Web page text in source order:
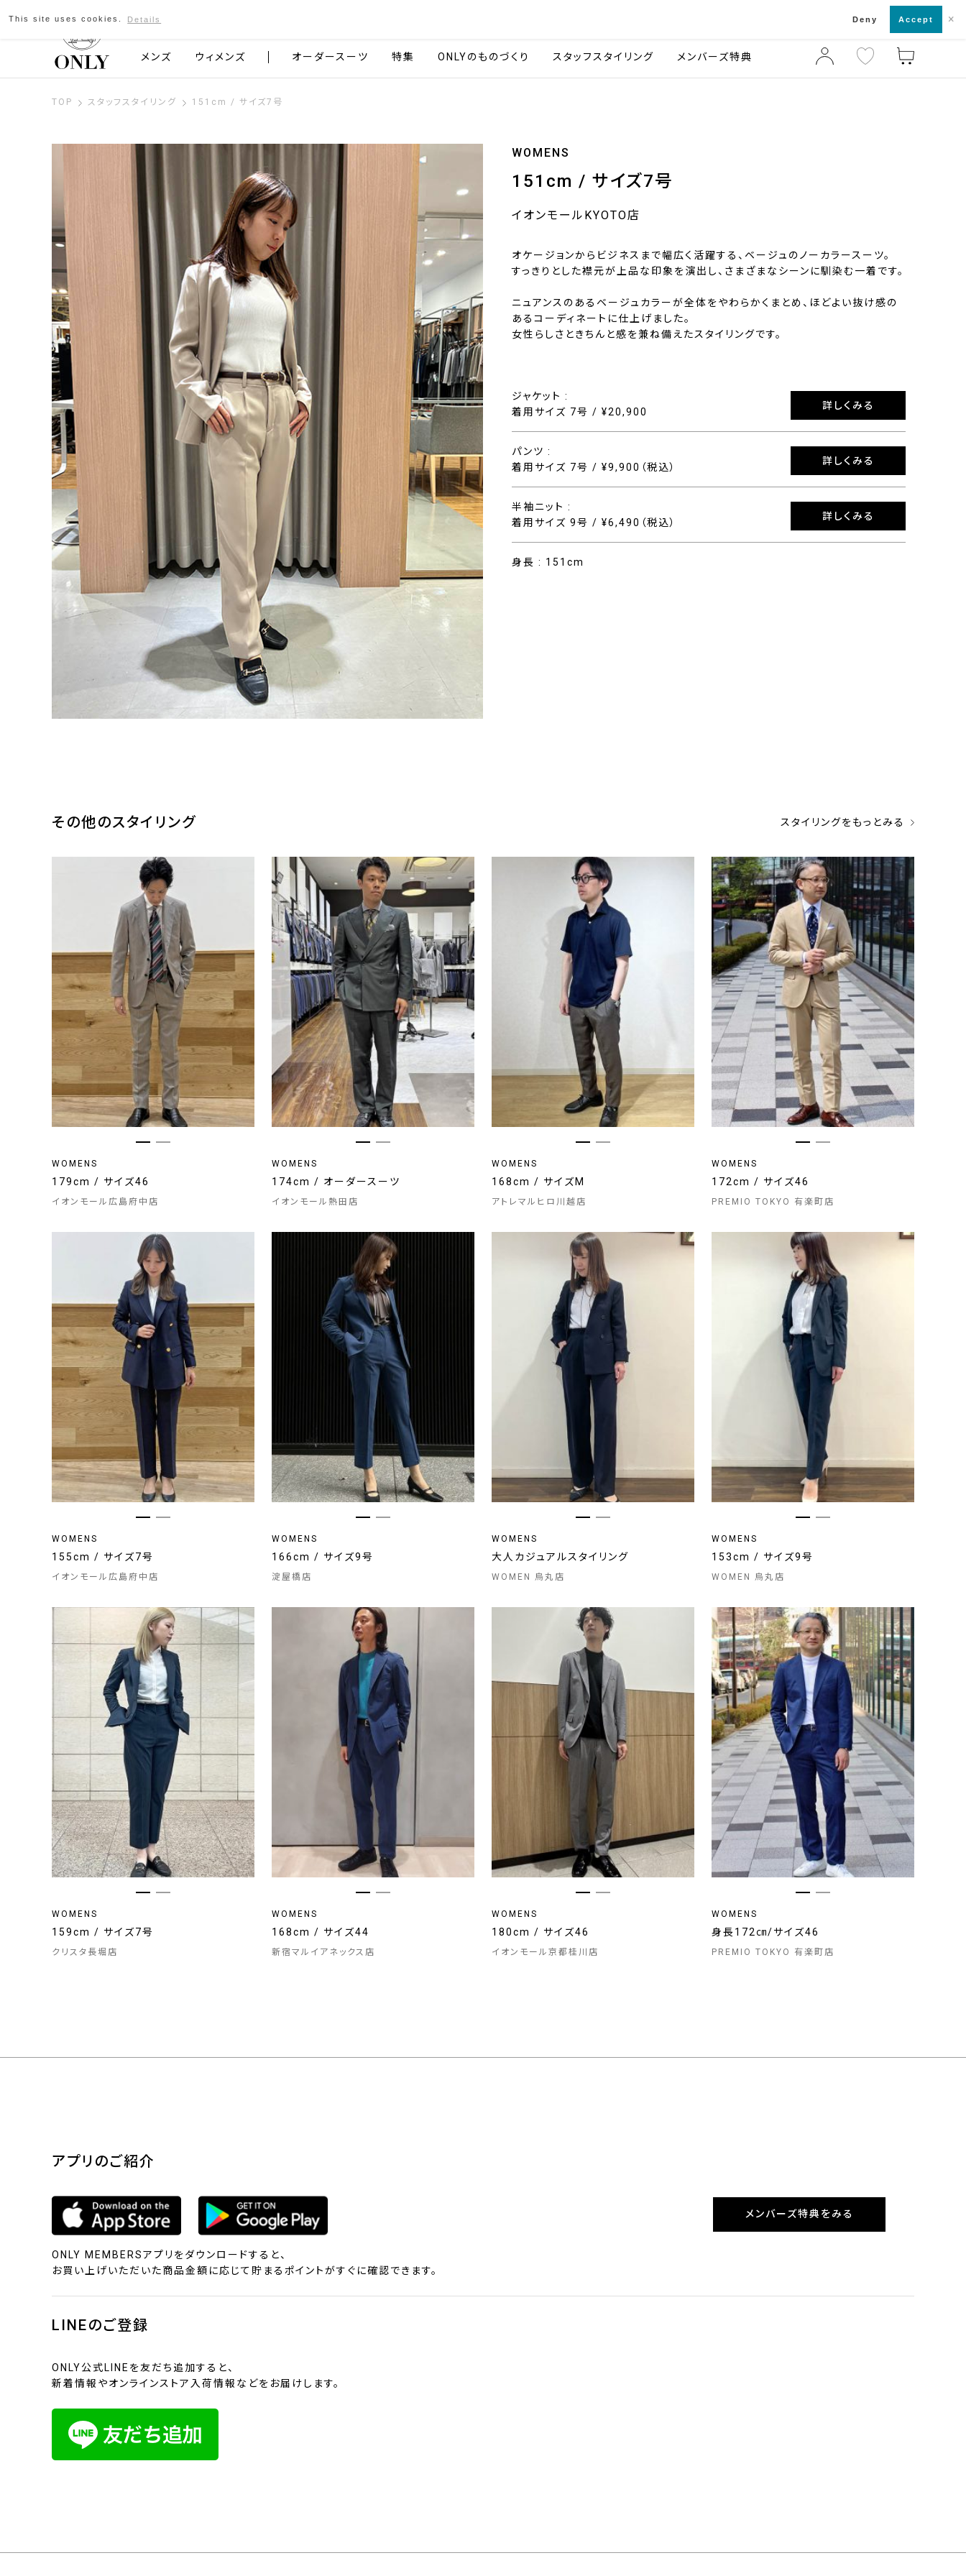
京都発のスーツブランド ONLY 店舗一覧・来店予約
メンズ ウィメンズ オーダースーツ 特集 ONLYのものづくり スタッフスタイリング メンバーズ特典
TOP スタッフスタイリング 151cm / サイズ7号
WOMENS
151cm / サイズ7号
イオンモールKYOTO店
オケージョンからビジネスまで幅広く活躍する、ベージュのノーカラースーツ。
すっきりとした襟元が上品な印象を演出し、さまざまなシーンに馴染む一着です。
ニュアンスのあるベージュカラーが全体をやわらかくまとめ、ほどよい抜け感の
あるコーディネートに仕上げました。
女性らしさときちんと感を兼ね備えたスタイリングです。
ジャケット :
着用サイズ 7号 / ¥20,900
詳しくみる
パンツ :
着用サイズ 7号 / ¥9,900（税込）
詳しくみる
半袖ニット :
着用サイズ 9号 / ¥6,490（税込）
詳しくみる
身長 : 151cm
その他のスタイリング スタイリングをもっとみる
WOMENS
179cm / サイズ46
イオンモール広島府中店
WOMENS
174cm / オーダースーツ
イオンモール熱田店
WOMENS
168cm / サイズM
アトレマルヒロ川越店
WOMENS
172cm / サイズ46
PREMIO TOKYO 有楽町店
WOMENS
155cm / サイズ7号
イオンモール広島府中店
WOMENS
166cm / サイズ9号
淀屋橋店
WOMENS
大人カジュアルスタイリング
WOMEN 烏丸店
WOMENS
153cm / サイズ9号
WOMEN 烏丸店
WOMENS
159cm / サイズ7号
クリスタ長堀店
WOMENS
168cm / サイズ44
新宿マルイアネックス店
WOMENS
180cm / サイズ46
イオンモール京都桂川店
WOMENS
身長172㎝/サイズ46
PREMIO TOKYO 有楽町店
アプリのご紹介
ONLY MEMBERSアプリをダウンロードすると、
お買い上げいただいた商品金額に応じて貯まるポイントがすぐに確認できます。
メンバーズ特典をみる
LINEのご登録
ONLY公式LINEを友だち追加すると、
新着情報やオンラインストア入荷情報などをお届けします。
This site uses cookies. Details Deny Accept ×